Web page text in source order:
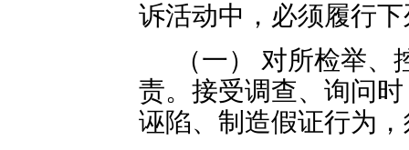
诉活动中，必须履行
（一） 对所检举
责。接受调查、询问
诬陷、制造假证行为